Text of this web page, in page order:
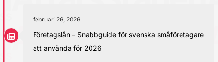
februari 26, 2026
Företagslån – Snabbguide för svenska småföretagare
att använda för 2026